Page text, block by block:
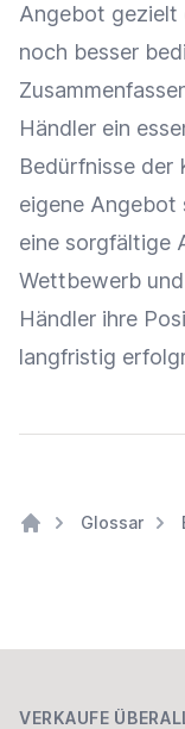
Angebot gezielt
noch besser
Händler ein
Bedürfnisse der
eigene Angebot
eine sorgfältige
Wettbewerb
Händler ihre
langfristig
Glossar
VERKAUFE